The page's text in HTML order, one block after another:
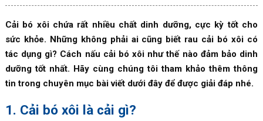
Cải bó xôi chứa rất nhiều chất dinh dưỡng, cực kỳ tốt cho
sức khỏe. Những không phải ai cũng biết rau cải bó xôi có
tác dụng gì? Cách nấu cải bó xôi như thế nào đảm bảo dinh
dưỡng tốt nhất. Hãy cùng chúng tôi tham khảo thêm thông
tin trong chuyên mục bài viết dưới đây để được giải đáp nhé.
1. Cải bó xôi là cải gì?